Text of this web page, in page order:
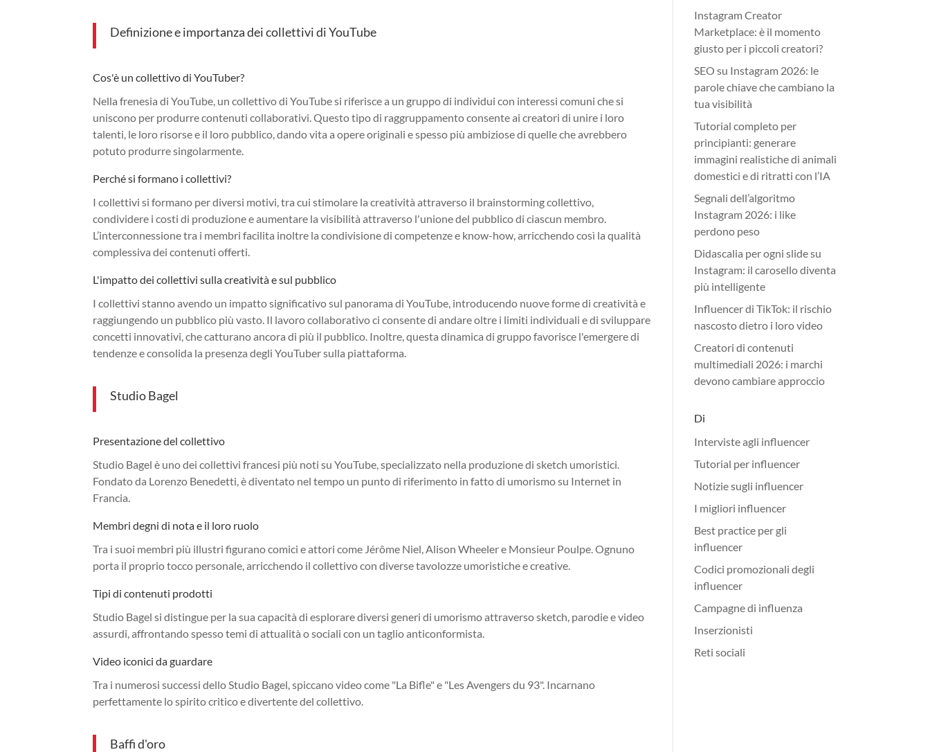
Definizione e importanza dei collettivi di YouTube
Cos'è un collettivo di YouTuber?
Nella frenesia di YouTube, un collettivo di YouTube si riferisce a un gruppo di individui con interessi comuni che si
uniscono per produrre contenuti collaborativi. Questo tipo di raggruppamento consente ai creatori di unire i loro
talenti, le loro risorse e il loro pubblico, dando vita a opere originali e spesso più ambiziose di quelle che avrebbero
potuto produrre singolarmente.
Perché si formano i collettivi?
I collettivi si formano per diversi motivi, tra cui stimolare la creatività attraverso il brainstorming collettivo,
condividere i costi di produzione e aumentare la visibilità attraverso l'unione del pubblico di ciascun membro.
L’interconnessione tra i membri facilita inoltre la condivisione di competenze e know-how, arricchendo così la qualità
complessiva dei contenuti offerti.
L'impatto dei collettivi sulla creatività e sul pubblico
I collettivi stanno avendo un impatto significativo sul panorama di YouTube, introducendo nuove forme di creatività e
raggiungendo un pubblico più vasto. Il lavoro collaborativo ci consente di andare oltre i limiti individuali e di sviluppare
concetti innovativi, che catturano ancora di più il pubblico. Inoltre, questa dinamica di gruppo favorisce l'emergere di
tendenze e consolida la presenza degli YouTuber sulla piattaforma.
Studio Bagel
Presentazione del collettivo
Studio Bagel è uno dei collettivi francesi più noti su YouTube, specializzato nella produzione di sketch umoristici.
Fondato da Lorenzo Benedetti, è diventato nel tempo un punto di riferimento in fatto di umorismo su Internet in
Francia.
Membri degni di nota e il loro ruolo
Tra i suoi membri più illustri figurano comici e attori come Jérôme Niel, Alison Wheeler e Monsieur Poulpe. Ognuno
porta il proprio tocco personale, arricchendo il collettivo con diverse tavolozze umoristiche e creative.
Tipi di contenuti prodotti
Studio Bagel si distingue per la sua capacità di esplorare diversi generi di umorismo attraverso sketch, parodie e video
assurdi, affrontando spesso temi di attualità o sociali con un taglio anticonformista.
Video iconici da guardare
Tra i numerosi successi dello Studio Bagel, spiccano video come "La Bifle" e "Les Avengers du 93". Incarnano
perfettamente lo spirito critico e divertente del collettivo.
Baffi d'oro
Instagram Creator
Marketplace: è il momento
giusto per i piccoli creatori?
SEO su Instagram 2026: le
parole chiave che cambiano la
tua visibilità
Tutorial completo per
principianti: generare
immagini realistiche di animali
domestici e di ritratti con l’IA
Segnali dell’algoritmo
Instagram 2026: i like
perdono peso
Didascalia per ogni slide su
Instagram: il carosello diventa
più intelligente
Influencer di TikTok: il rischio
nascosto dietro i loro video
Creatori di contenuti
multimediali 2026: i marchi
devono cambiare approccio
Di
Interviste agli influencer
Tutorial per influencer
Notizie sugli influencer
I migliori influencer
Best practice per gli
influencer
Codici promozionali degli
influencer
Campagne di influenza
Inserzionisti
Reti sociali